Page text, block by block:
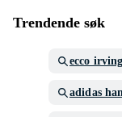
Trendende søk
ecco irving
adidas